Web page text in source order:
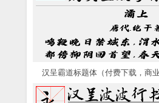
汉呈霸道标题体（付费下载，商